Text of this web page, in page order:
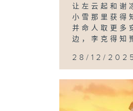
让左云起和谢
小雪那里获得
并命人取更多
边，李克得知
28/12/